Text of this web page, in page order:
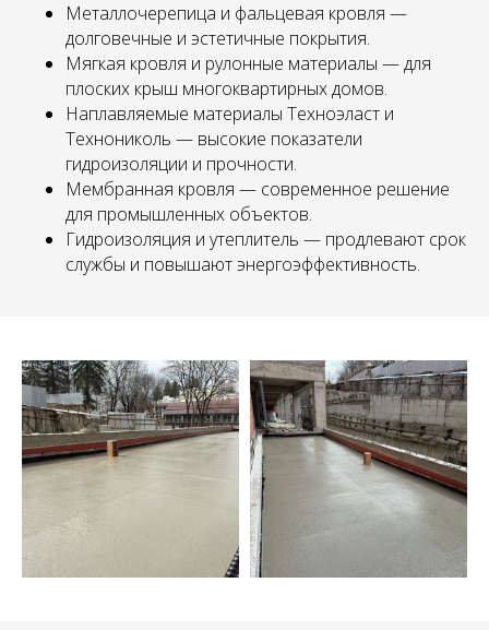
Металлочерепица и фальцевая кровля —
долговечные и эстетичные покрытия.
Мягкая кровля и рулонные материалы — для
плоских крыш многоквартирных домов.
Наплавляемые материалы Техноэласт и
Технониколь — высокие показатели
гидроизоляции и прочности.
Мембранная кровля — современное решение
для промышленных объектов.
Гидроизоляция и утеплитель — продлевают срок
службы и повышают энергоэффективность.